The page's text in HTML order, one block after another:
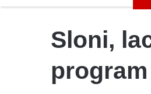
Sloni,